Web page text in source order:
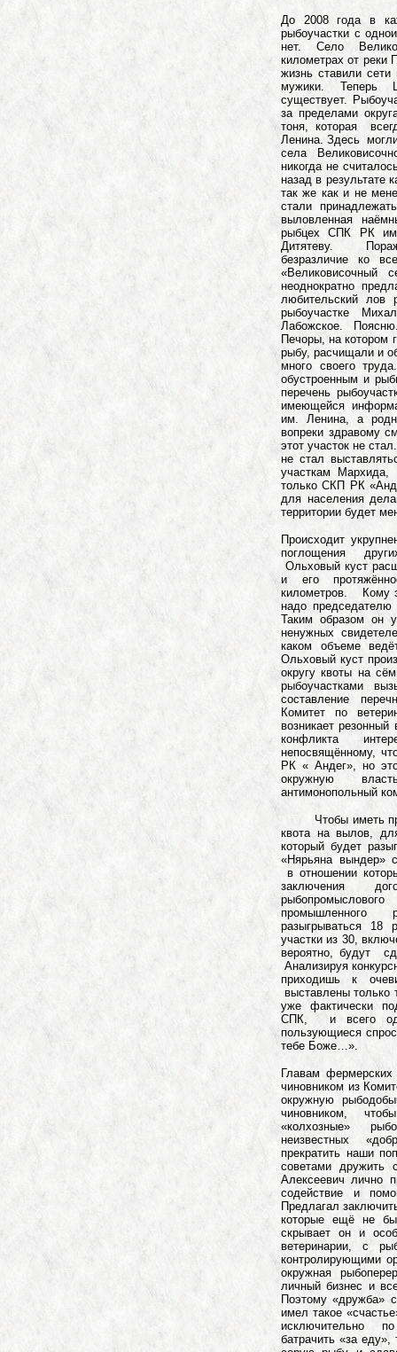
До 2008 года в
рыбоучастки с
нет. Село
километрах от реки
жизнь ставили
мужики. Теперь
существует.
за пределами
тоня, которая
Ленина. Здесь
села
никогда не
назад в результате
так же как и не
стали
выловленная
рыбцех СПК РК
Дитятеву.
безразличие ко
неоднократно
любительский лов
рыбоучастке
Лабожское.
Печоры, на котором
рыбу, расчищали и
много своего
обустроенным и
перечень
имеющейся
им. Ленина, а
вопреки здравому
этот участок не
не стал
участкам Мархида,
только СКП РК
для населения
территории будет
Происходит
поглощения
Ольховый куст
и его
километров. Кому
надо
Таким образом он
ненужных
каком объеме
Ольховый куст
округу квоты на
рыбоучастками
составление
Комитет по
возникает
конфликта
непосвящённому,
РК « Андег», но
окружную
антимонопольный
Чтобы иметь
квота на вылов,
который будет
«Нярьяна вындер»
в отношении
заключения
промышленного
разыгрываться 18
участки из 30,
вероятно, будут
Анализируя
приходишь к
выставлены только
уже фактически
СПК, и всего
пользующиеся
тебе Боже…».
Главам
чиновником из
окружную
чиновником,
«колхозные»
неизвестных
прекратить наши
советами
Алексеевич лично
содействие и
Предлагал
которые ещё не
скрывает он и
ветеринарии, с
контролирующими
окружная
личный бизнес и
Поэтому «дружба»
имел такое
исключительно
батрачить «за еду»,